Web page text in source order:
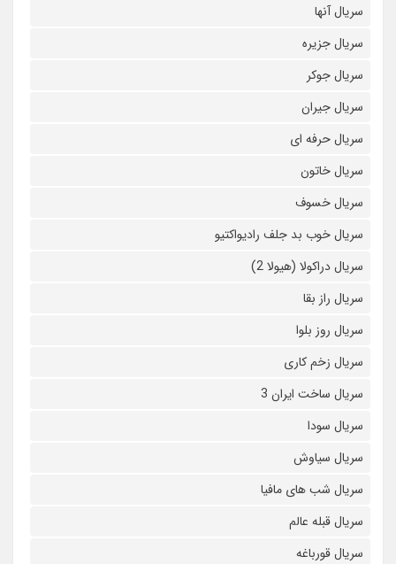
سریال آنها
سریال جزیره
سریال جوکر
سریال جیران
سریال حرفه ای
سریال خاتون
سریال خسوف
سریال خوب بد جلف رادیواکتیو
سریال دراکولا (هیولا 2)
سریال راز بقا
سریال روز بلوا
سریال زخم کاری
سریال ساخت ایران 3
سریال سودا
سریال سیاوش
سریال شب های مافیا
سریال قبله عالم
سریال قورباغه